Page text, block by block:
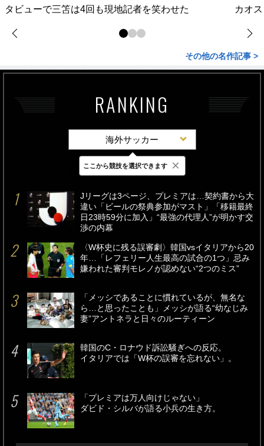
タビューで三笘は4回も現地記者を笑わせた
カオ
その他の名作記事 >
RANKING
海外サッカー
最新 24時間 週間
Jリーグは3ページ、プレミアは…契約書から大
違い「ビールの祭典参加がマスト」「移籍最終
日23時59分に加入」“最強の代理人”が明かす交
渉の内幕
〈W杯史に残る誤審劇〉韓国vsイタリアから20
年…「レフェリー人生最高の試合の1つ」忌み
嫌われた審判モレノが認めない“2つのミス”
「メッシであることに慣れているが、無名な
ら…と思ったことも」メッシが語る“幼なじみ
妻”アントネラと日々のルーティーン
韓国のC・ロナウド訴訟騒ぎへの反応。
イタリアでは「W杯の誤審を忘れない」。
「プレミアは万人向けじゃない」
ダビド・シルバが語る小兵の生き方。
ここから競技を選択できます ×